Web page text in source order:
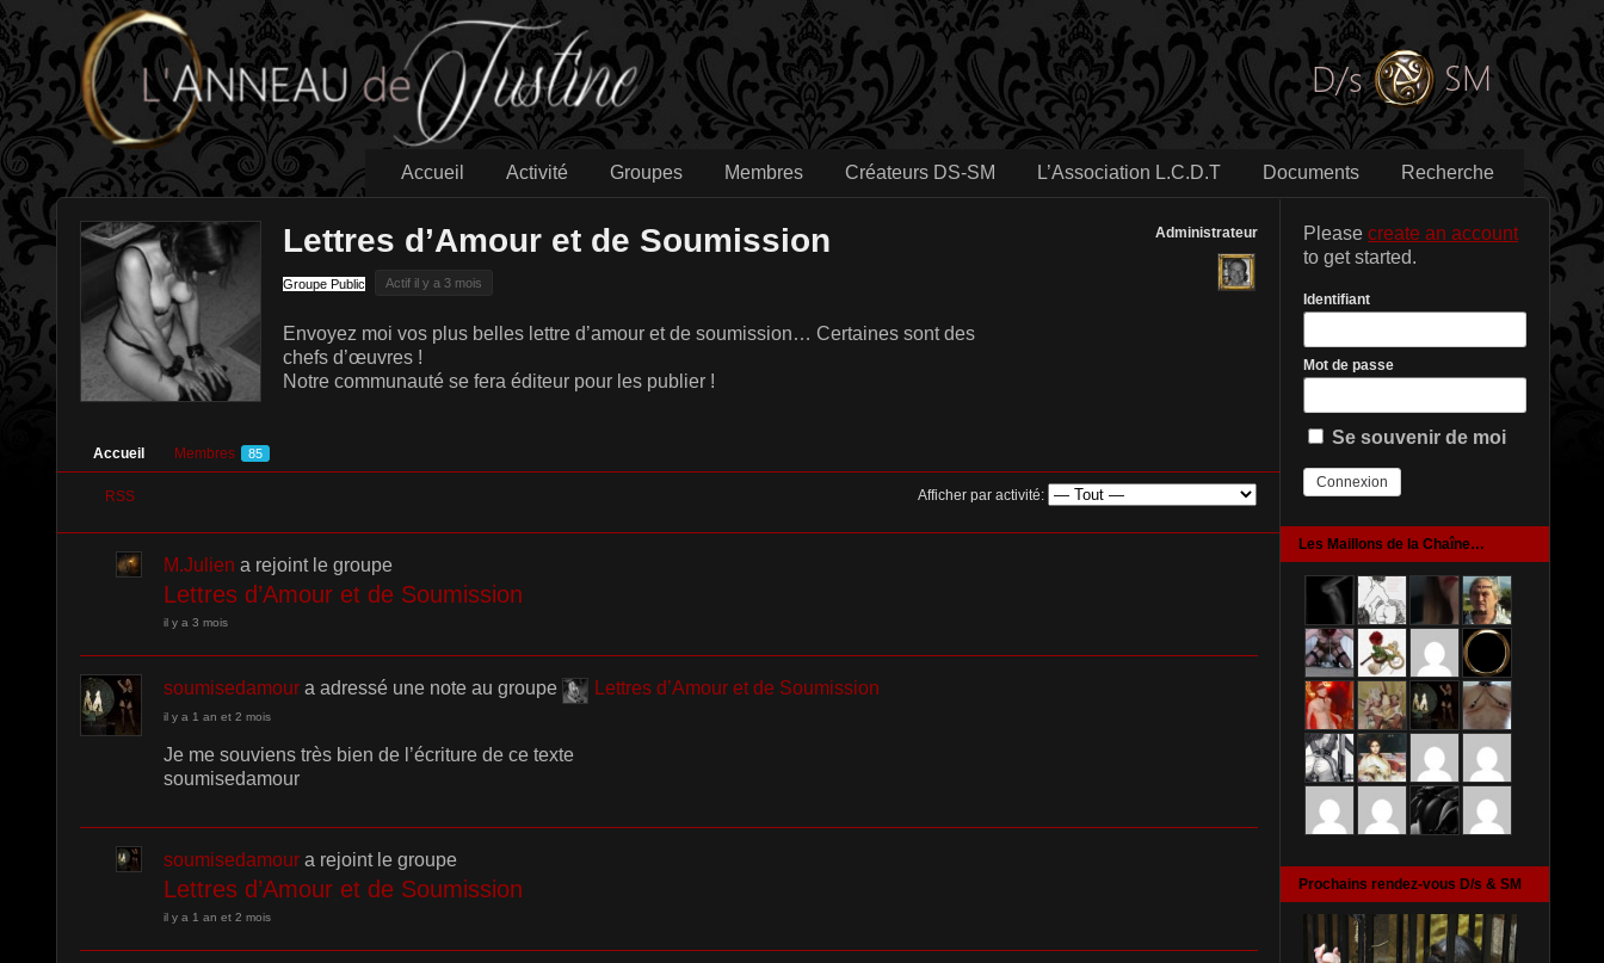
Accueil Activité Groupes Membres Créateurs DS-SM L’Association L.C.D.T Documents Recherche
Administrateur
Lettres d’Amour et de Soumission
Groupe Public Actif il y a 3 mois
Envoyez moi vos plus belles lettre d’amour et de soumission… Certaines sont des
chefs d’œuvres !
Notre communauté se fera éditeur pour les publier !
Accueil Membres 85
RSS Afficher par activité:
M.Julien a rejoint le groupe
Lettres d’Amour et de Soumission
il y a 3 mois
soumisedamour a adressé une note au groupe Lettres d’Amour et de Soumission
il y a 1 an et 2 mois
Je me souviens très bien de l’écriture de ce texte
soumisedamour
soumisedamour a rejoint le groupe
Lettres d’Amour et de Soumission
il y a 1 an et 2 mois
Please create an account
to get started.
Identifiant
Mot de passe
Se souvenir de moi
Les Maillons de la Chaîne…
Prochains rendez-vous D/s & SM